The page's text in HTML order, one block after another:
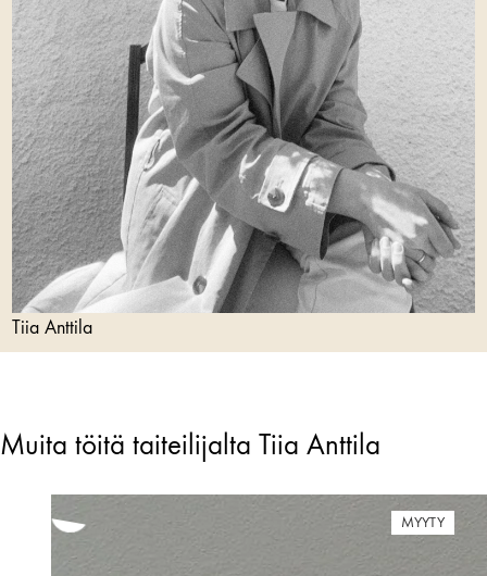
Tiia Anttila
Muita töitä taiteilijalta Tiia Anttila
MYYTY